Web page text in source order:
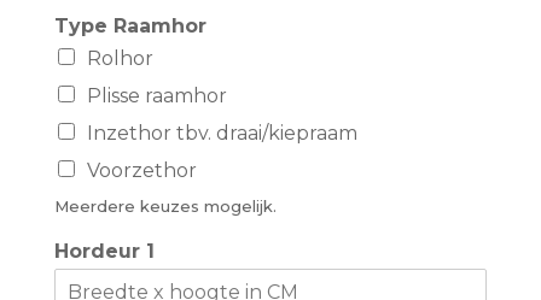
Type Raamhor
Rolhor
Plisse raamhor
Inzethor tbv. draai/kiepraam
Voorzethor
Meerdere keuzes mogelijk.
Hordeur 1